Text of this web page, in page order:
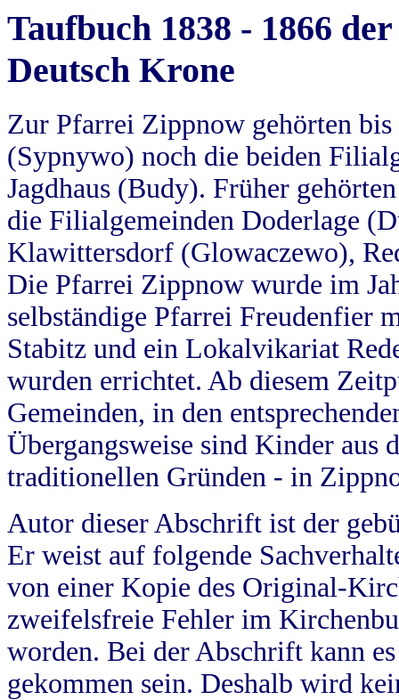
Taufbuch 1838 - 1866
Deutsch Krone
Zur Pfarrei Zippnow gehörten
(Sypnywo) noch die beiden
Jagdhaus (Budy). Früher
die Filialgemeinden Doderlage
Klawittersdorf (Glowaczewo),
Die Pfarrei Zippnow wurde im
selbständige Pfarrei Freudenfier
Stabitz und ein Lokalvikariat
wurden errichtet. Ab diesem
Gemeinden, in den
Übergangsweise sind Kinder aus
traditionellen Gründen - in
Autor dieser Abschrift ist der
Er weist auf folgende
von einer Kopie des Original-
zweifelsfreie Fehler im
worden. Bei der Abschrift kann
gekommen sein. Deshalb wird